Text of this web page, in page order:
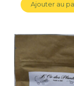
Ajouter au